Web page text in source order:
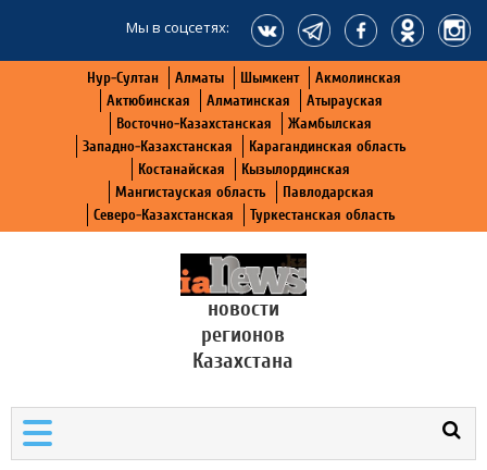
Мы в соцсетях:
Нур-Султан Алматы Шымкент
Акмолинская
Актюбинская
Алматинская
Атырауская
Восточно-Казахстанская
Жамбылская
Западно-Казахстанская
Карагандинская область
Костанайская
Кызылординская
Мангистауская область
Павлодарская
Северо-Казахстанская
Туркестанская область
новости
регионов
Казахстана